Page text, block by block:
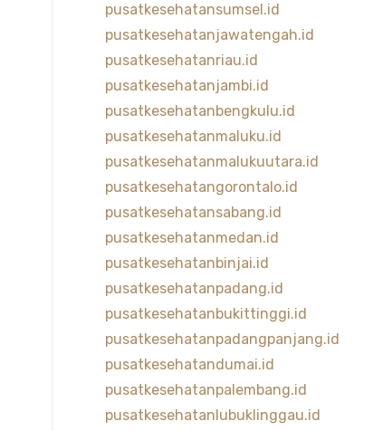
pusatkesehatansumsel.id
pusatkesehatanjawatengah.id
pusatkesehatanriau.id
pusatkesehatanjambi.id
pusatkesehatanbengkulu.id
pusatkesehatanmaluku.id
pusatkesehatanmalukuutara.id
pusatkesehatangorontalo.id
pusatkesehatansabang.id
pusatkesehatanmedan.id
pusatkesehatanbinjai.id
pusatkesehatanpadang.id
pusatkesehatanbukittinggi.id
pusatkesehatanpadangpanjang.id
pusatkesehatandumai.id
pusatkesehatanpalembang.id
pusatkesehatanlubuklinggau.id